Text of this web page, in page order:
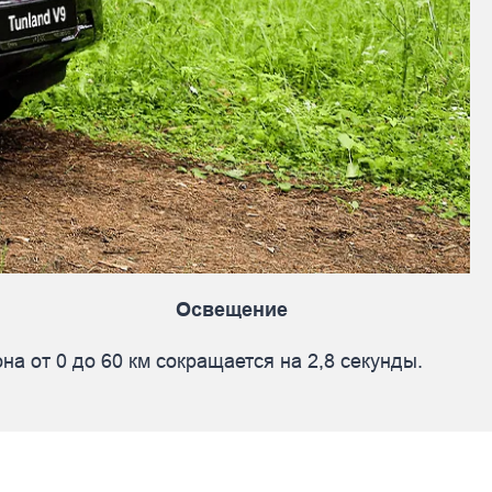
Освещение
от 0 до 60 км сокращается на 2,8 секунды.